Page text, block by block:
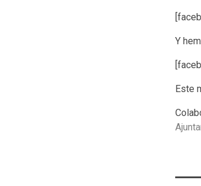
Y
Este